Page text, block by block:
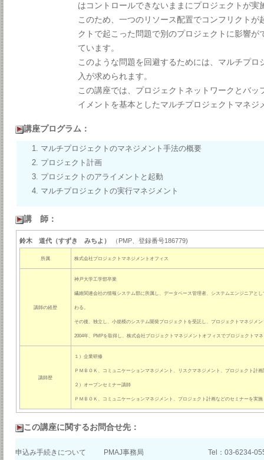
はコントロールできないままにプロジェクトが実
このため、一つのリソース配置でコンフリクトが
クトで起こった問題で別のプロジェクトに影響が
ています。
このような問題を回避するためには、マルチプロ
入が求められます。
この講座では、プロジェクトネットワークとバッ
イメントを基本としたマルチプロジェクトマネジ
講座プログラム：
マルチプロジェクトのマネジメント手法の概要
プロジェクト計画
プロジェクトのアライメントと起動
マルチプロジェクトの実行マネジメント
講 師：
鈴木 道代（すずき みちよ） （PMP、登録番号186779)
所属 株式会社プロジェクトマネジメントオフィス
講師の経歴
神戸大学工学部卒業
繊維関連会社の情報システム部に所属し、データベース管理者、システムエンジニアと
わる。
その後、独立し、小規模のシステム開発プロジェクトを受託し、プロジェクトマネジメ
2004年、PMPを取得し、株式会社プロジェクトマネジメントオフィスでプロジェクトマ
講師歴
１）企業研修
ＰＭＢＯＫ、コミュニケーションマネジメント、リスクマネジメント、プロジェクト計
２）オープンセミナー講師
ＰＭＢＯＫ、コミュニケーションマネジメント、プロジェクト計画などのセミナーを実施
この講座に関するお問合せ先：
申込み手続きについて PMAJ事務局 Tel：03-6234-